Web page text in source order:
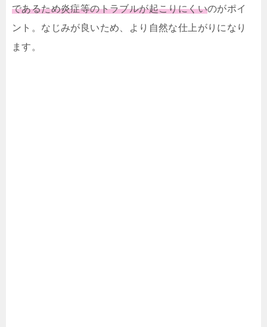
であるため炎症等のトラブルが起こりにくいのがポイ
ント。なじみが良いため、より自然な仕上がりになり
ます。